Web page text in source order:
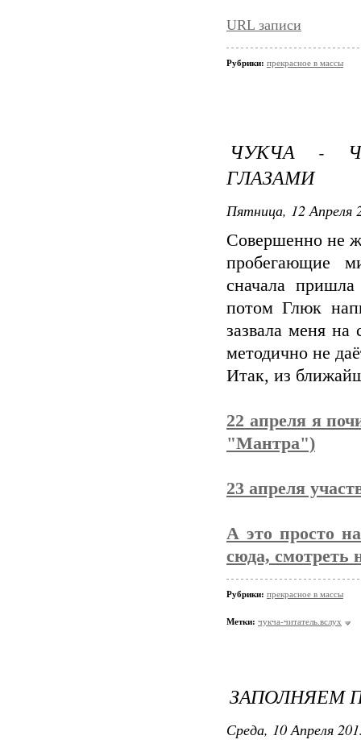
URL записи
Рубрики: прекрасное в массы
ЧУКЧА -
ГЛАЗАМИ
Пятница, 12 Апреля
Совершенно не
пробегающие
сначала
потом Глюк
зазвала меня
методично не
Итак, из
22 апреля я
"Мантра")
23 апреля
А это просто
сюда,
Рубрики: прекрасное в массы
Метки: чукча-читатель.вслух
ЗАПОЛНЯЕМ
Среда, 10 Апреля